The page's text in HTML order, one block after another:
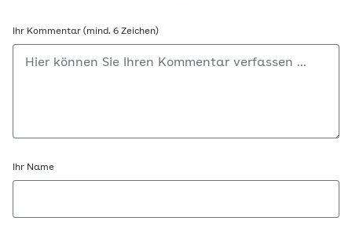
Ihr Kommentar (mind. 6 Zeichen)
Ihr Name